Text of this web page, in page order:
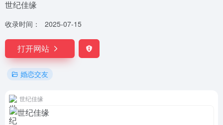
世纪佳缘
收录时间： 2025-07-15
打开网站
婚恋交友
世纪佳缘